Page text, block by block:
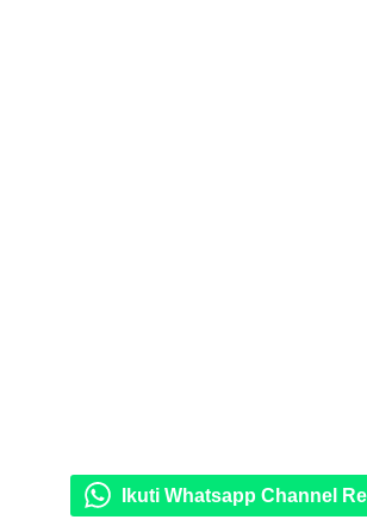
Ikuti Whatsapp Channel